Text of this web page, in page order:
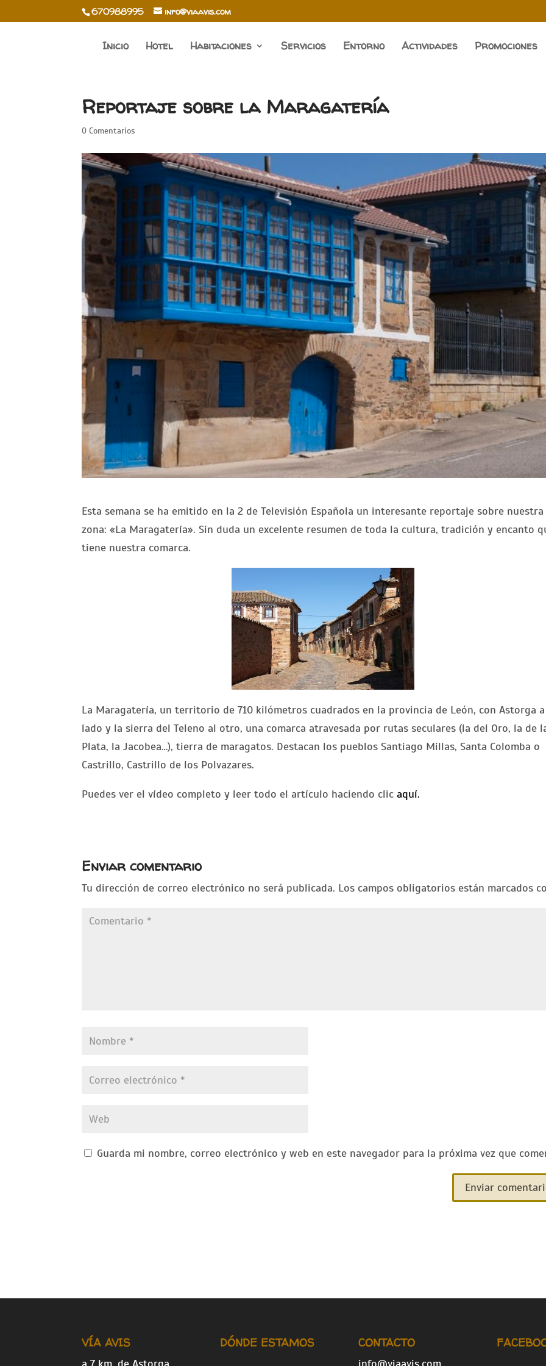
670988995 info@viaavis.com
Inicio Hotel Habitaciones Servicios Entorno Actividades Promociones
Reportaje sobre la Maragatería
0 Comentarios
Esta semana se ha emitido en la 2 de Televisión Española un interesante reportaje sobre nuestra
zona: «La Maragatería». Sin duda un excelente resumen de toda la cultura, tradición y encanto
tiene nuestra comarca.
La Maragatería, un territorio de 710 kilómetros cuadrados en la provincia de León, con Astorga
lado y la sierra del Teleno al otro, una comarca atravesada por rutas seculares (la del Oro, la de
Plata, la Jacobea…), tierra de maragatos. Destacan los pueblos Santiago Millas, Santa Colomba o
Castrillo, Castrillo de los Polvazares.
Puedes ver el vídeo completo y leer todo el artículo haciendo clicaquí.
Enviar comentario
Tu dirección de correo electrónico no será publicada. Los campos obligatorios están marcados
Guarda mi nombre, correo electrónico y web en este navegador para la próxima vez que
VÍA AVIS DÓNDE ESTAMOS CONTACTO